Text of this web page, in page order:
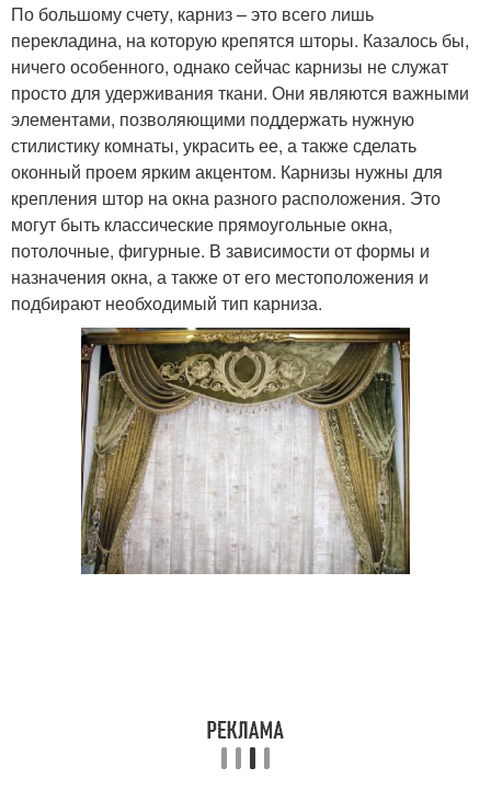
По большому счету, карниз – это всего лишь
перекладина, на которую крепятся шторы. Казалось бы,
ничего особенного, однако сейчас карнизы не служат
просто для удерживания ткани. Они являются важными
элементами, позволяющими поддержать нужную
стилистику комнаты, украсить ее, а также сделать
оконный проем ярким акцентом. Карнизы нужны для
крепления штор на окна разного расположения. Это
могут быть классические прямоугольные окна,
потолочные, фигурные. В зависимости от формы и
назначения окна, а также от его местоположения и
подбирают необходимый тип карниза.